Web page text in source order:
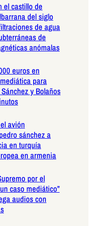
el castillo de
del siglo
de agua
de
anómalas
euros en
para
y Bolaños
avión
sánchez a
en turquía
en armenia
por el
caso mediático”
audios con